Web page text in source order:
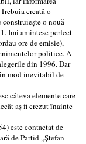
creată o
o nouă
Îmi amintesc perfect
ore de emisie),
politice. A
din 1996. Dar
mod inevitabil de
câteva elemente care
aș fi crezut înainte
este contactat de
de Partid „Ștefan